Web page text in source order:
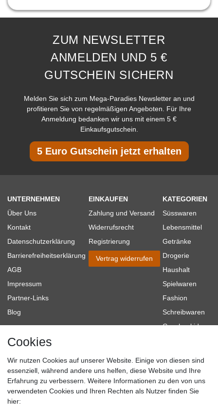
ZUM NEWSLETTER
ANMELDEN UND 5 €
GUTSCHEIN SICHERN
Melden Sie sich zum Mega-Paradies Newsletter an und
profitieren Sie von regelmäßigen Angeboten. Für Ihre
Anmeldung bedanken wir uns mit einem 5 €
Einkaufsgutschein.
5 Euro Gutschein jetzt erhalten
UNTERNEHMEN
Über Uns
Kontakt
Datenschutzerklärung
Barrierefreiheitserklärung
AGB
Impressum
Partner-Links
Blog
EINKAUFEN
Zahlung und Versand
Widerrufsrecht
Registrierung
Vertrag widerrufen
KATEGORIEN
Süsswaren
Lebensmittel
Getränke
Drogerie
Haushalt
Spielwaren
Fashion
Schreibwaren
Geschenkideen
Topmarken
SICHER EINKAUFEN
Cookies
Wir nutzen Cookies auf unserer Website. Einige von diesen sind
essenziell, während andere uns helfen, diese Website und Ihre
Erfahrung zu verbessern. Weitere Informationen zu den von uns
verwendeten Cookies und Ihren Rechten als Nutzer finden Sie
hier: